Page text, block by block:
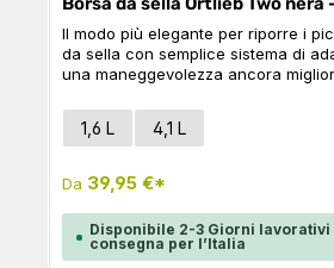
Il modo più elegante per riporre i
da sella con semplice sistema di
una maneggevolezza ancora
borsa è così pratica da essere un
tour in bicicletta! La versione
strada e mountain bike) può essere
riporre una camera d'aria di
tascabile, ad esempio. Nella
litri, offre quasi lo stesso spazio di
rendendola la borsa aggiuntiva
Seleziona
Versione
1,6 L 4,1 L
Da 39,95 €*
Disponibile 2-3 Giorni lavorativi
consegna per l’Italia